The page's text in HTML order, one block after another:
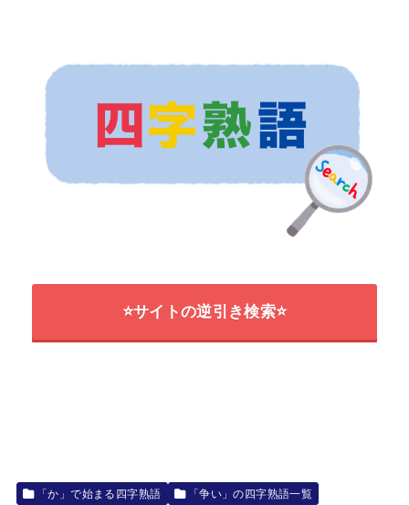
⭐サイトの逆引き検索⭐
「か」で始まる四字熟語
「争い」の四字熟語一覧